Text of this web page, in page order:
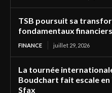
TSB poursuit sa
fondamentaux financiers
FINANCE juillet 29, 2026
La tournée
Boudchart fait escale en
Sfax